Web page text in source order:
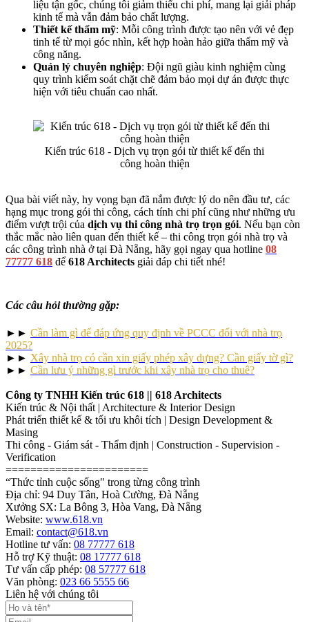
liệu tận gốc, chúng tôi giảm thiểu chi phí, mang lại giải pháp
kinh tế mà vẫn đảm bảo chất lượng.
Thiết kế thẩm mỹ: Mỗi công trình được tạo nên với vẻ đẹp
tinh tế từ mọi góc nhìn, kết hợp hoàn hảo giữa thẩm mỹ và
công năng.
Quản lý chuyên nghiệp: Đội ngũ giàu kinh nghiệm cùng
quy trình kiểm soát chặt chẽ đảm bảo mọi dự án được thực
hiện với tiêu chuẩn cao nhất.
Kiến trúc 618 - Dịch vụ trọn gói từ thiết kế đến thi
công hoàn thiện
Qua bài viết này, hy vọng bạn đã nắm được lý do nên đầu tư, các
hạng mục trong gói thi công, cách tính chi phí cũng như những ưu
điểm vượt trội của dịch vụ thi công nhà trọ trọn gói. Nếu bạn còn
thắc mắc nào liên quan đến thiết kế – thi công trọn gói nhà trọ và
các công trình nhà ở tại Đà Nẵng, hãy gọi ngay qua hotline 08
77777 618 để 618 Architects giải đáp chi tiết nhé!
Các câu hỏi thường gặp:
►► Cần làm gì để đáp ứng quy định về PCCC đối với nhà trọ
2025?
►► Xây nhà trọ có cần xin giấy phép xây dựng? Cần giấy tờ gì?
►► Cần lưu ý những gì trước khi xây nhà trọ cho thuê?
Công ty TNHH Kiến trúc 618 || 618 Architects
Kiến trúc & Nội thất | Architecture & Interior Design
Phát triển thiết kế & tối ưu khôi tích | Design Development &
Masing
Thi công - Giám sát - Thẩm định | Construction - Supervision -
Verification
=======================
“Thức tỉnh cuộc sống" trong từng công trình
Địa chỉ: 94 Duy Tân, Hoà Cường, Đà Nẵng
Xưởng SX: La Bông 3, Hòa Vang, Đà Nẵng
Website: www.618.vn
Email: contact@618.vn
Hotline tư vấn: 08 77777 618
Hỗ trợ Kỹ thuật: 08 17777 618
Tư vấn cấp phép: 08 57777 618
Văn phòng: 023 66 5555 66
Liên hệ với chúng tôi